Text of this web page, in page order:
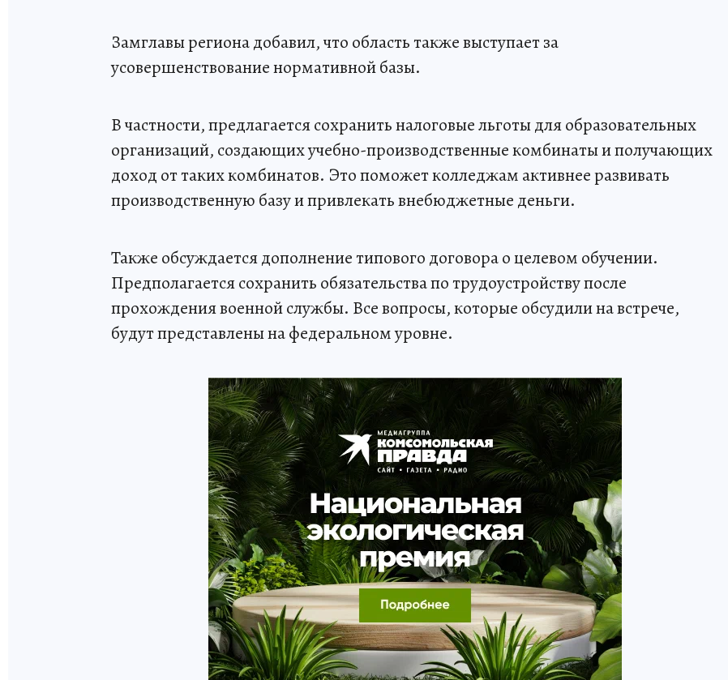
Замглавы региона добавил, что область также выступает за
усовершенствование нормативной базы.
В частности, предлагается сохранить налоговые льготы для образовательных
организаций, создающих учебно-производственные комбинаты и получающих
доход от таких комбинатов. Это поможет колледжам активнее развивать
производственную базу и привлекать внебюджетные деньги.
Также обсуждается дополнение типового договора о целевом обучении.
Предполагается сохранить обязательства по трудоустройству после
прохождения военной службы. Все вопросы, которые обсудили на встрече,
будут представлены на федеральном уровне.